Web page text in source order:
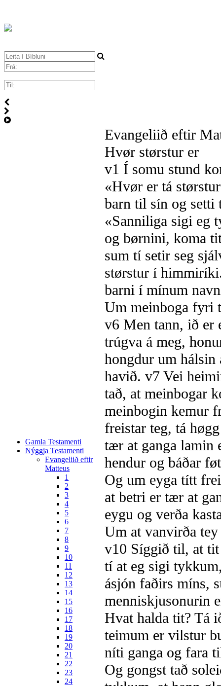
Gamla Testamenti
Nýggja Testamenti
Evangeliið eftir
Matteus
1
2
3
4
5
6
7
8
9
10
11
12
13
14
15
16
17
18
19
20
21
22
23
24
Evangeliið eftir
Hvør størstur er
v1 Í somu stund
«Hvør er tá
barn til sín og
«Sanniliga sigi eg
og børnini, koma
sum tí setir seg
størstur í
barni í mínum
Um meinboga fyri
v6 Men tann, ið er
trúgva á meg,
hongdur um
havið. v7 Vei
tað, at meinbogar
meinbogin kemur
freistar teg, tá
tær at ganga lamin
hendur og báðar
Og um eyga títt
at betri er tær at
eygu og verða
Um at vanvirða tey
v10 Síggið til, at tit
tí at eg sigi
ásjón faðirs míns,
menniskjusonurin
Hvat halda tit? Tá
teimum er vilstur
níti ganga og fara
Og gongst tað